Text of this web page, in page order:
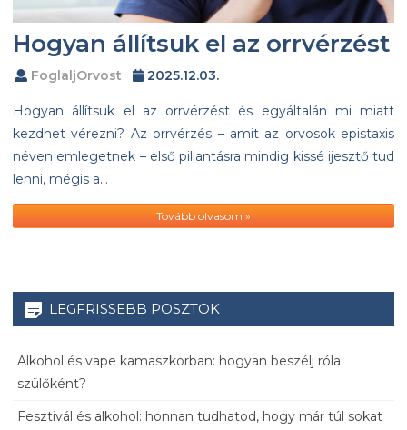
Hogyan állítsuk el az orrvérzést
FoglaljOrvost 2025.12.03.
Hogyan állítsuk el az orrvérzést és egyáltalán mi miatt
kezdhet vérezni? Az orrvérzés – amit az orvosok epistaxis
néven emlegetnek – első pillantásra mindig kissé ijesztő tud
lenni, mégis a…
Tovább olvasom »
LEGFRISSEBB POSZTOK
Alkohol és vape kamaszkorban: hogyan beszélj róla
szülőként?
Fesztivál és alkohol: honnan tudhatod, hogy már túl sokat